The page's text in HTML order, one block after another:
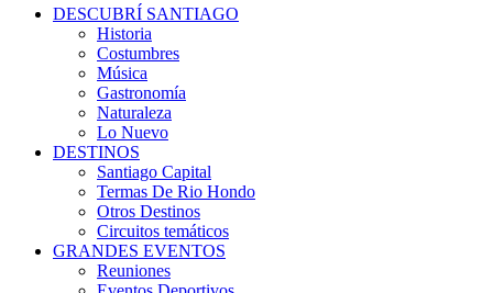
DESCUBRÍ SANTIAGO
Historia
Costumbres
Música
Gastronomía
Naturaleza
Lo Nuevo
DESTINOS
Santiago Capital
Termas De Rio Hondo
Otros Destinos
Circuitos temáticos
GRANDES EVENTOS
Reuniones